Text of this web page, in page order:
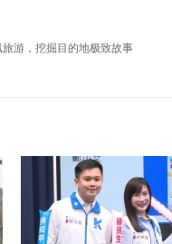
游，挖掘目的地极致故事